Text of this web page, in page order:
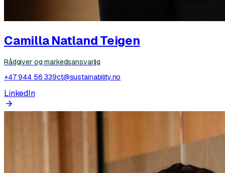
Camilla Natland Teigen
Rådgiver og markedsansvarlig
+47 944 56 339ct@sustainability.no
LinkedIn